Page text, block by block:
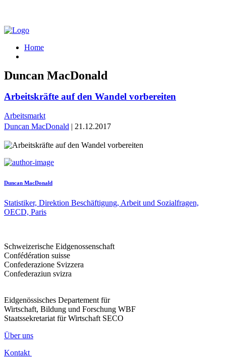
Home
Duncan MacDonald
Arbeitskräfte auf den Wandel vorbereiten
Arbeitsmarkt
Duncan MacDonald | 21.12.2017
Duncan MacDonald
Statistiker, Direktion Beschäftigung, Arbeit und Sozialfragen,
OECD, Paris
Schweizerische Eidgenossenschaft
Confédération suisse
Confederazione Svizzera
Confederaziun svizra
Eidgenössisches Departement für
Wirtschaft, Bildung und Forschung WBF
Staatssekretariat für Wirtschaft SECO
Über uns
Kontakt